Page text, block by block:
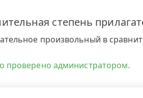
степень
произвольный в
проверено администратором.